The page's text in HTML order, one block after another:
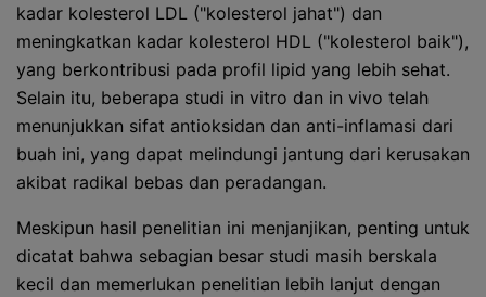
kadar kolesterol LDL ("kolesterol jahat") dan
meningkatkan kadar kolesterol HDL ("kolesterol baik"),
yang berkontribusi pada profil lipid yang lebih sehat.
Selain itu, beberapa studi in vitro dan in vivo telah
menunjukkan sifat antioksidan dan anti-inflamasi dari
buah ini, yang dapat melindungi jantung dari kerusakan
akibat radikal bebas dan peradangan.
Meskipun hasil penelitian ini menjanjikan, penting untuk
dicatat bahwa sebagian besar studi masih berskala
kecil dan memerlukan penelitian lebih lanjut dengan